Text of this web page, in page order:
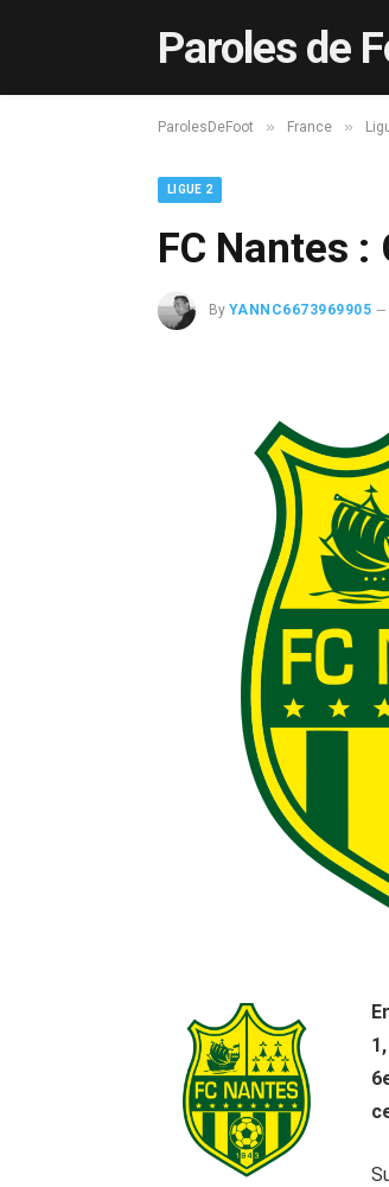
Paroles de
ParolesDeFoot » France »
LIGUE 2
FC Nantes
By YANNC6673969905